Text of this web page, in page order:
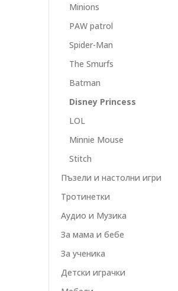
Minions
PAW patrol
Spider-Man
The Smurfs
Batman
Disney Princess
LOL
Minnie Mouse
Stitch
Пъзели и настолни игри
Тротинетки
Аудио и Музика
За мама и бебе
За ученика
Детски играчки